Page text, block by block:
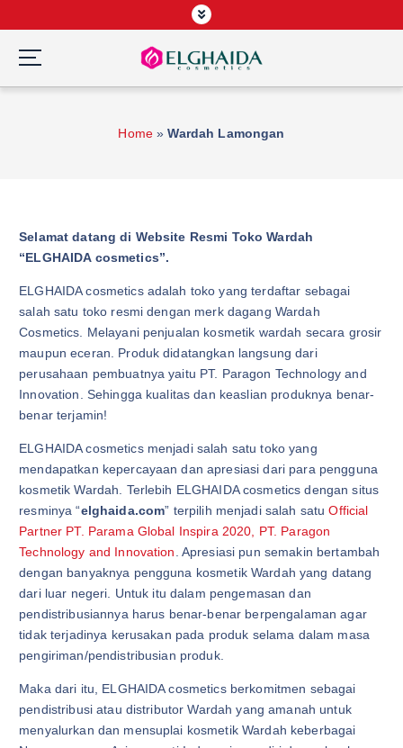
k
t
Home »Wardah Lamongan
Selamat datang di Website Resmi Toko Wardah
“ELGHAIDA cosmetics”.
ELGHAIDA cosmetics adalah toko yang terdaftar sebagai
salah satu toko resmi dengan merk dagang Wardah
Cosmetics. Melayani penjualan kosmetik wardah secara grosir
maupun eceran. Produk didatangkan langsung dari
perusahaan pembuatnya yaitu PT. Paragon Technology and
Innovation. Sehingga kualitas dan keaslian produknya benar-
benar terjamin!
ELGHAIDA cosmetics menjadi salah satu toko yang
mendapatkan kepercayaan dan apresiasi dari para pengguna
kosmetik Wardah. Terlebih ELGHAIDA cosmetics dengan situs
resminya “elghaida.com” terpilih menjadi salah satuOfficial
Partner PT. Parama Global Inspira 2020, PT. Paragon
Technology and Innovation . Apresiasi pun semakin bertambah
dengan banyaknya pengguna kosmetik Wardah yang datang
dari luar negeri. Untuk itu dalam pengemasan dan
pendistribusiannya harus benar-benar berpengalaman agar
tidak terjadinya kerusakan pada produk selama dalam masa
pengiriman/pendistribusian produk.
Maka dari itu, ELGHAIDA cosmetics berkomitmen sebagai
pendistribusi atau distributor Wardah yang amanah untuk
menyalurkan dan mensuplai kosmetik Wardah keberbagai